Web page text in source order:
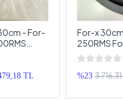
- For-
TL
For-x
250RMS
%23